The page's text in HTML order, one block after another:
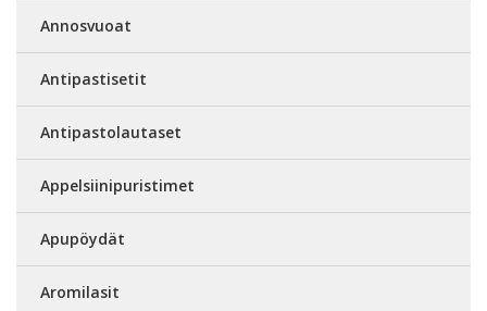
Annosvuoat
Antipastisetit
Antipastolautaset
Appelsiinipuristimet
Apupöydät
Aromilasit